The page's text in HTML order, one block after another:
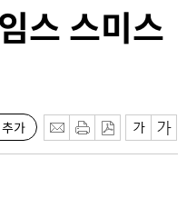
스 스미스
가